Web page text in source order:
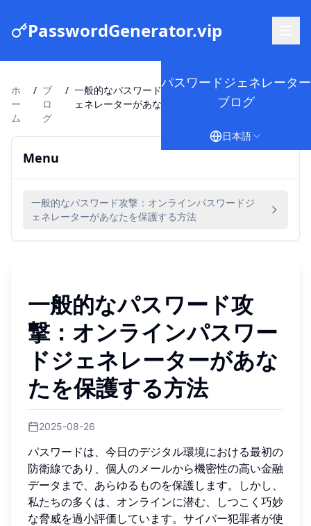
PasswordGenerator.vip
パスワードジェネレーター
ブログ
日本語
ホ
ー
ム
/ ブ
ロ
グ
/ 一般的なパスワード攻撃：オンラインパスワードジ
ェネレーターがあなたを保護する方法
Menu
一般的なパスワード攻撃：オンラインパスワードジ
ェネレーターがあなたを保護する方法
一般的なパスワード攻
撃：オンラインパスワー
ドジェネレーターがあな
たを保護する方法
2025-08-26
パスワードは、今日のデジタル環境における最初の
防衛線であり、個人のメールから機密性の高い金融
データまで、あらゆるものを保護します。しかし、
私たちの多くは、オンラインに潜む、しつこく巧妙
な脅威を過小評価しています。サイバー犯罪者が使